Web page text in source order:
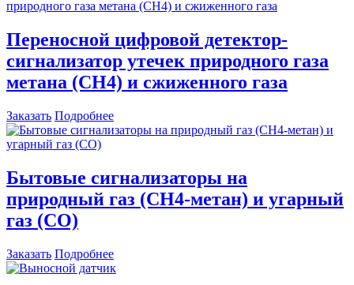
Переносной цифровой детектор-
сигнализатор утечек природного газа
метана (СН4) и сжиженного газа
Заказать Подробнее
Бытовые сигнализаторы на
природный газ (СН4-метан) и угарный
газ (CO)
Заказать Подробнее